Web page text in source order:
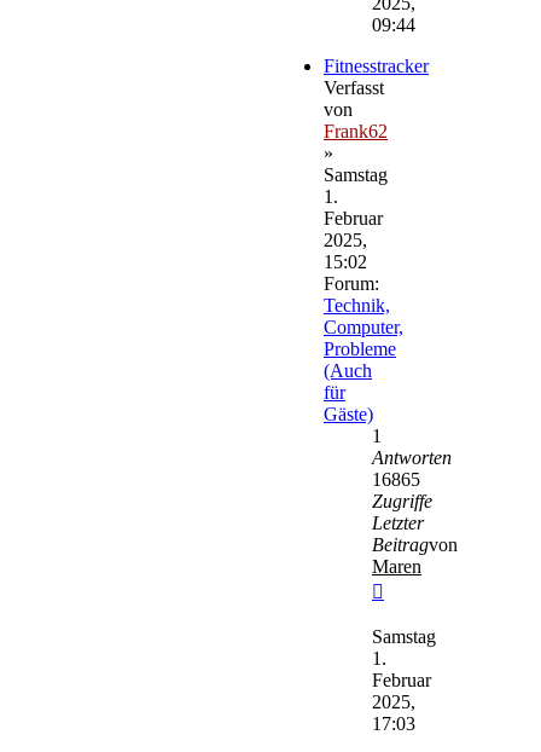
09:44
Fitnesstracker
Verfasst
von
Frank62
»
Samstag
1.
Februar
2025,
15:02
Forum:
Technik,
Computer,
Probleme
(Auch
für
Gäste)
1
Antworten
16865
Zugriffe
Letzter
Beitragvon
Maren
Beitrag
Samstag
1.
Februar
2025,
17:03